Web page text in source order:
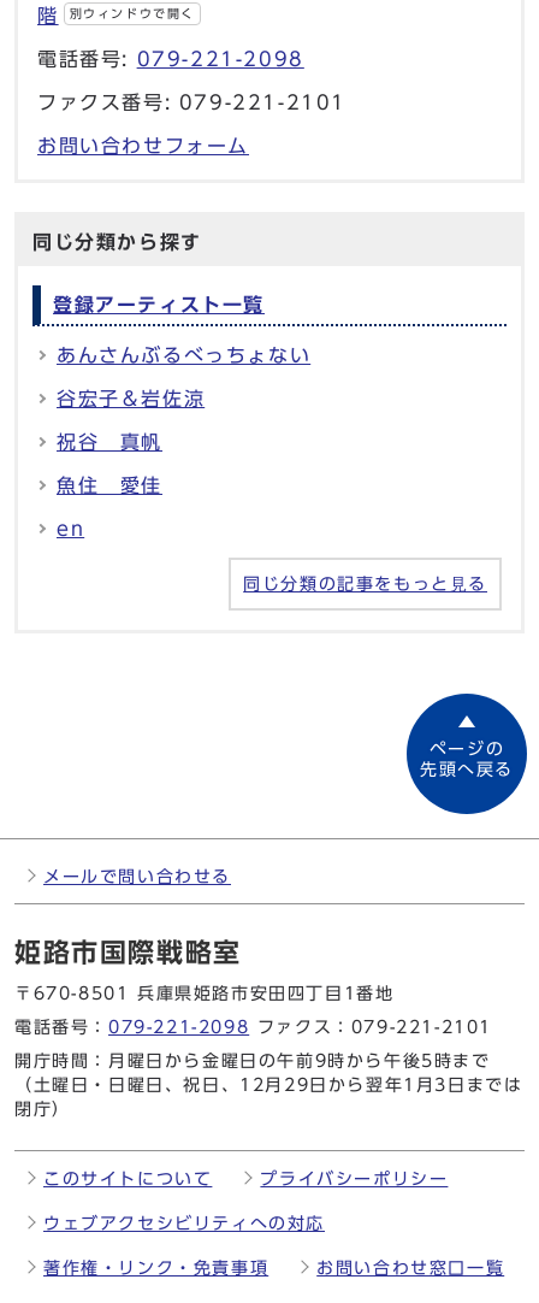
階
別ウィンドウで開く
電話番号: 079-221-2098
ファクス番号: 079-221-2101
お問い合わせフォーム
同じ分類から探す
登録アーティスト一覧
あんさんぶるべっちょない
谷宏子＆岩佐涼
祝谷 真帆
魚住 愛佳
en
同じ分類の記事をもっと見る
ページの
先頭へ戻る
メールで問い合わせる
姫路市国際戦略室
〒670-8501 兵庫県姫路市安田四丁目1番地
電話番号： 079-221-2098 ファクス：079-221-2101
開庁時間：月曜日から金曜日の午前9時から午後5時まで
（土曜日・日曜日、祝日、12月29日から翌年1月3日までは
閉庁）
このサイトについて プライバシーポリシー
ウェブアクセシビリティへの対応
著作権・リンク・免責事項 お問い合わせ窓口一覧